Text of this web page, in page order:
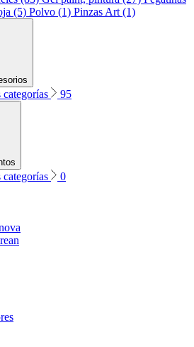
(5) Polvo (1) Pinzas Art (1)
95
0